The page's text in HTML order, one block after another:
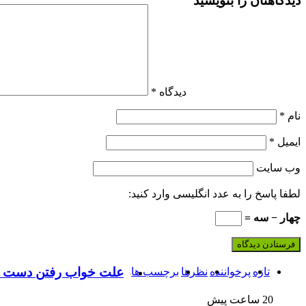
دیدگاه *
نام *
ایمیل *
وب‌ سایت
لطفا پاسخ را به عدد انگلیسی وارد کنید:
چهار − سه =
تازه پرخواننده نظرها برچسب ها علت خواب رفتن
20 ساعت پیش